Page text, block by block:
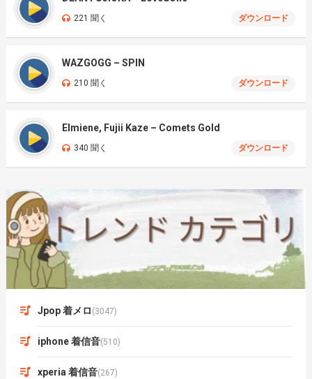
221 聞く ダウンロード
WAZGOGG – SPIN
210 聞く ダウンロード
Elmiene, Fujii Kaze – Comets Gold
340 聞く ダウンロード
Jpop 着メロ (3047)
iphone 着信音(510)
xperia 着信音(267)